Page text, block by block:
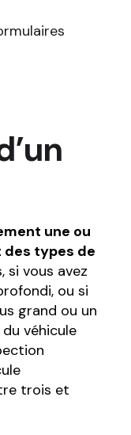
une ou
des types de
si vous avez
ou si
grand ou un
véhicule
trois et